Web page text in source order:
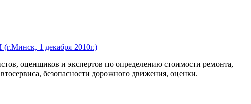
1 декабря 2010г.)
оценщиков и экспертов по определению стоимости ремонта,
безопасности дорожного движения, оценки.